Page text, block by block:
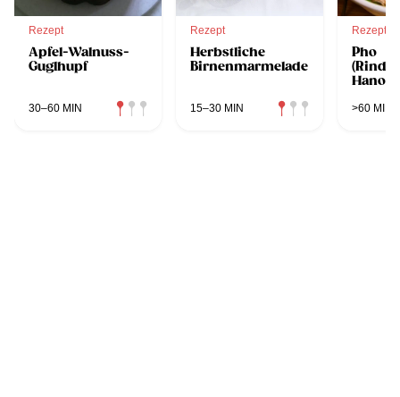
Rezept
Apfel-Walnuss-
Guglhupf
30–60 MIN
Rezept
Herbstliche
Birnenmarmelade
15–30 MIN
Rezept
Pho
Hanoi)
>60 MIN